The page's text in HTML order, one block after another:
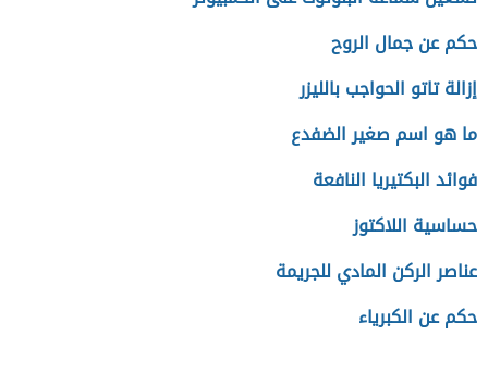
حكم عن جمال الروح
إزالة تاتو الحواجب بالليزر
ما هو اسم صغير الضفدع
فوائد البكتيريا النافعة
حساسية اللاكتوز
عناصر الركن المادي للجريمة
حكم عن الكبرياء